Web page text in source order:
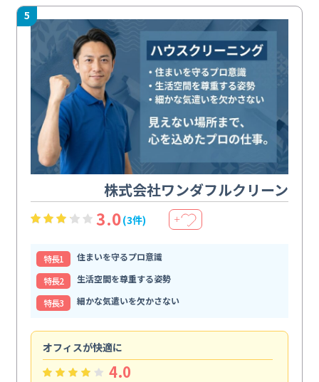
5
株式会社ワンダフルクリーン
3.0(3件) ＋
特⻑1
住まいを守るプロ意識
特⻑2
生活空間を尊重する姿勢
特⻑3
細かな気遣いを欠かさない
オフィスが快適に
4.0